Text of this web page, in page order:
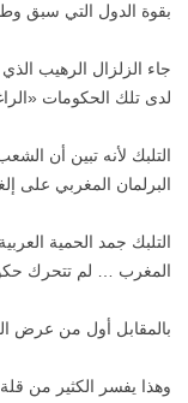
بقوة الدول التي سبق
جاء الزلزال الرهيب
لدى تلك الحكومات
التلبك لأنه تبين أن
البرلمان المغربي على
المغرب … لم تتحرك
بالمقابل أول من عرض
وهذا يفسر الكثير من